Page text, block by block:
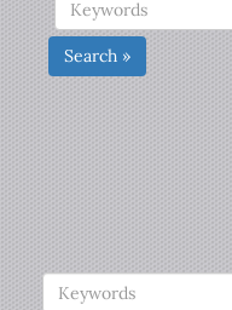
Search »